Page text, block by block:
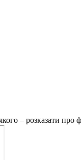
– розказати про